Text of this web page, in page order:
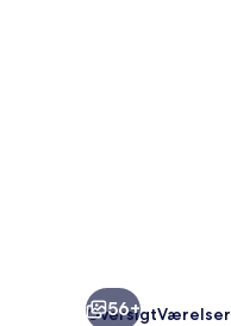
56+
OversigtVærelser